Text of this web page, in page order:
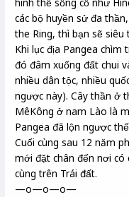
các bộ huyền sử đa
the Ring, thì bạn sẽ siêu
Khi lục địa Pangea chìm
đó đâm xuống đất chui
nhiều dân tộc, nhiều
ngược này). Cây thần ở
MêKông ở nam Lào là
Pangea đã lộn ngược
Cuối cùng sau 12 năm
mới đặt chân đến nơi có
cùng trên Trái đất.
—o—o—o—